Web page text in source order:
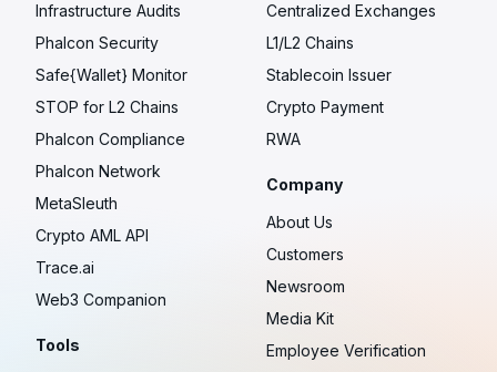
Infrastructure Audits
Phalcon Security
Safe{Wallet} Monitor
STOP for L2 Chains
Phalcon Compliance
Phalcon Network
MetaSleuth
Crypto AML API
Trace.ai
Web3 Companion
Tools
Centralized Exchanges
L1/L2 Chains
Stablecoin Issuer
Crypto Payment
RWA
Company
About Us
Customers
Newsroom
Media Kit
Employee Verification